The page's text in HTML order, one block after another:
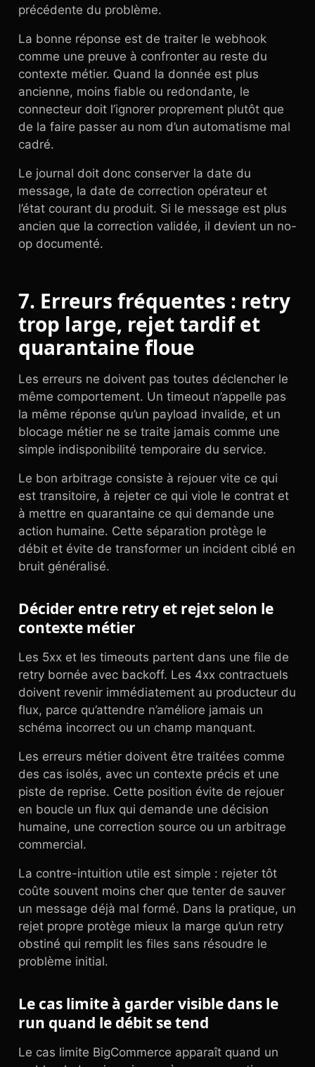
précédente du problème.
La bonne réponse est de traiter le webhook
comme une preuve à confronter au reste du
contexte métier. Quand la donnée est plus
ancienne, moins fiable ou redondante, le
connecteur doit l’ignorer proprement plutôt que
de la faire passer au nom d’un automatisme mal
cadré.
Le journal doit donc conserver la date du
message, la date de correction opérateur et
l’état courant du produit. Si le message est plus
ancien que la correction validée, il devient un no-
op documenté.
7. Erreurs fréquentes : retry
trop large, rejet tardif et
quarantaine floue
Les erreurs ne doivent pas toutes déclencher le
même comportement. Un timeout n’appelle pas
la même réponse qu’un payload invalide, et un
blocage métier ne se traite jamais comme une
simple indisponibilité temporaire du service.
Le bon arbitrage consiste à rejouer vite ce qui
est transitoire, à rejeter ce qui viole le contrat et
à mettre en quarantaine ce qui demande une
action humaine. Cette séparation protège le
débit et évite de transformer un incident ciblé en
bruit généralisé.
Décider entre retry et rejet selon le
contexte métier
Les 5xx et les timeouts partent dans une file de
retry bornée avec backoff. Les 4xx contractuels
doivent revenir immédiatement au producteur du
flux, parce qu’attendre n’améliore jamais un
schéma incorrect ou un champ manquant.
Les erreurs métier doivent être traitées comme
des cas isolés, avec un contexte précis et une
piste de reprise. Cette position évite de rejouer
en boucle un flux qui demande une décision
humaine, une correction source ou un arbitrage
commercial.
La contre-intuition utile est simple : rejeter tôt
coûte souvent moins cher que tenter de sauver
un message déjà mal formé. Dans la pratique, un
rejet propre protège mieux la marge qu’un retry
obstiné qui remplit les files sans résoudre le
problème initial.
Le cas limite à garder visible dans le
run quand le débit se tend
Le cas limite BigCommerce apparaît quand un